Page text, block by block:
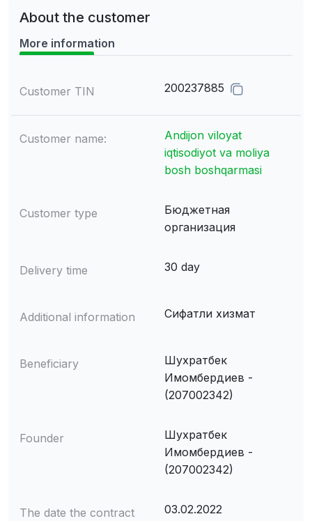
About the customer
More information
Customer TIN 200237885
Customer name:
Andijon viloyat
iqtisodiyot va moliya
bosh boshqarmasi
Customer type
Бюджетная
организация
Delivery time 30 day
Additional information Сифатли хизмат
Beneficiary
Шухратбек
Имомбердиев -
(207002342)
Founder
Шухратбек
Имомбердиев -
(207002342)
The date the contract
03.02.2022